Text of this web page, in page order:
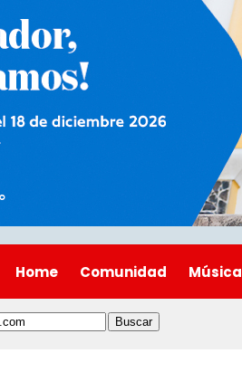
Home Comunidad Música